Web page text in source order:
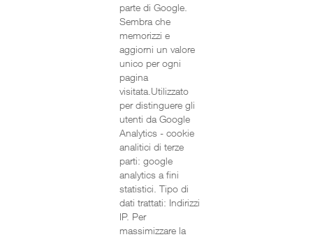
parte di Google.
Sembra che
memorizzi e
aggiorni un valore
unico per ogni
pagina
visitata.Utilizzato
per distinguere gli
utenti da Google
Analytics - cookie
analitici di terze
parti: google
analytics a fini
statistici. Tipo di
dati trattati: Indirizzi
IP. Per
massimizzare la